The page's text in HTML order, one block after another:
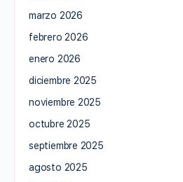
marzo 2026
febrero 2026
enero 2026
diciembre 2025
noviembre 2025
octubre 2025
septiembre 2025
agosto 2025